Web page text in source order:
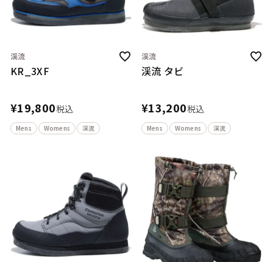
渓流
KR_3XF
¥19,800税込
Mens Womens 渓流
渓流
渓流 タビ
¥13,200税込
Mens Womens 渓流